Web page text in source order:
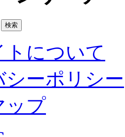
トについて
シーポリシー
ップ